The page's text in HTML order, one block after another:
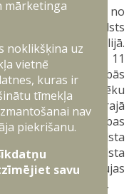
pilsoņus vecumā no
pieteikties valsts
uzsākts šī gada jūlijā.
2026. gada jūlija 11
spēku vienībās
Sauszemes spēku
Ādažos, Militārajā
aizsardzības
25. kaujas atbalsta
36. kaujas atbalsta
45.kaujas
bāzē “Mežaine”.
mārketinga
noklikšķina uz
vietnē
kuras ir
tīmekļa
nav
piekrišanu.
savu